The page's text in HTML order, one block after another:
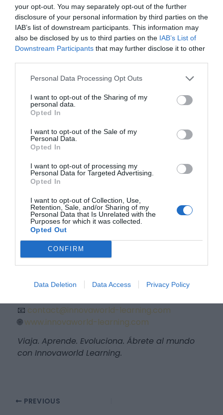
your opt-out. You may separately opt-out of the further
disclosure of your personal information by third parties on the
IAB’s list of downstream participants. This information may
also be disclosed by us to third parties on the IAB’s List of
Downstream Participants that may further disclose it to other
Personal Data Processing Opt Outs
I want to opt-out of the Sharing of my
personal data.
Opted In
I want to opt-out of the Sale of my
Personal Data.
Opted In
I want to opt-out of processing my
Personal Data for Targeted Advertising.
Opted In
I want to opt-out of Collection, Use,
Retention, Sale, and/or Sharing of my
Personal Data that Is Unrelated with the
Purposes for which it was collected.
Opted Out
CONFIRM
Data Deletion Data Access Privacy Policy
España
Perfecciona tu español en Madrid, Barcelona,
Valencia o Sevilla mientras disfrutas de la
riqueza cultural española.
Alemania
Desarrolla tu alemán en ciudades dinámicas
como Berlín, Múnich o Hamburgo.
Francia
Para los estudiantes internacionales, descubre
la lengua francesa en el corazón de su cultura.
¡Y muchos otros destinos más, según los
¿Listo para vivir la aventura?
Una inmersión en el extranjero es mucho más
que una simple estancia lingüística: es una
experiencia de vida que deja huella y abre
nuevas perspectivas personales y
profesionales.
Nuestro equipo está a tu disposición para
ayudarte a elegir el destino y el programa que
mejor se adapten a tus necesidades.
📧 contact@innovaworld-learning.com
🌐www.innovaworld-learning.com
Viaja. Aprende. Evoluciona. Ábrete al mundo
con Innovaworld Learning.
PREVIOUS